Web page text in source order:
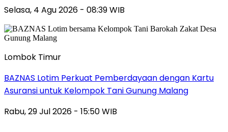
Selasa, 4 Agu 2026 - 08:39 WIB
Lombok Timur
BAZNAS Lotim Perkuat Pemberdayaan dengan Kartu
Asuransi untuk Kelompok Tani Gunung Malang
Rabu, 29 Jul 2026 - 15:50 WIB